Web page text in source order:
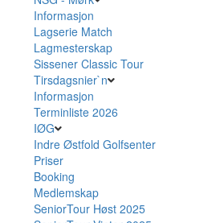
Informasjon
Lagserie Match
Lagmesterskap
Sissener Classic Tour
Tirsdagsnier`n
Informasjon
Terminliste 2026
IØG
Indre Østfold Golfsenter
Priser
Booking
Medlemskap
SeniorTour Høst 2025